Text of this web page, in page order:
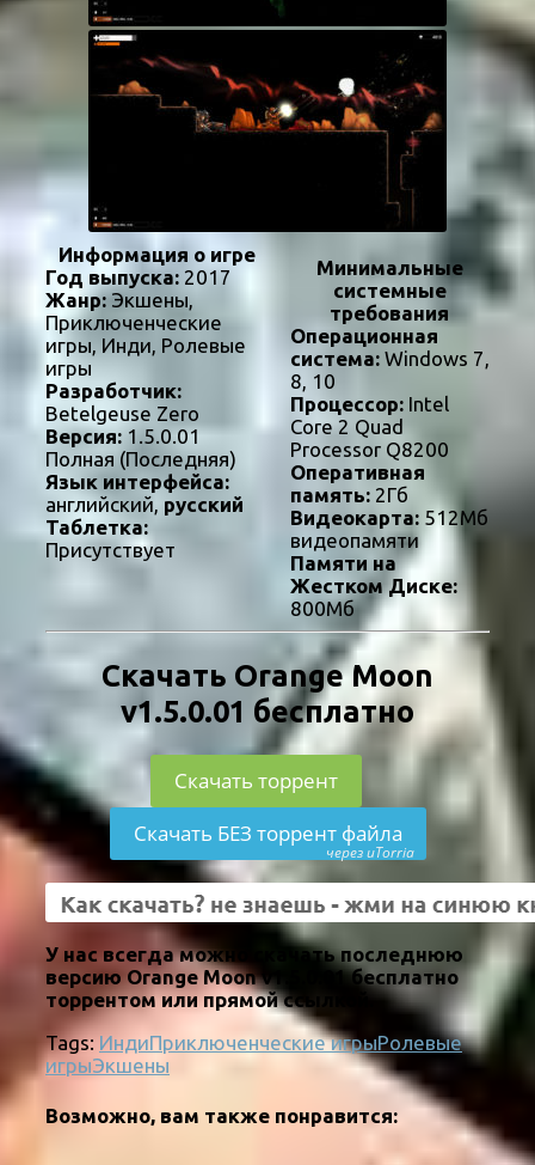
Информация о игре
Год выпуска: 2017
Жанр: Экшены,
Приключенческие
игры, Инди, Ролевые
игры
Разработчик:
Betelgeuse Zero
Версия: 1.5.0.01
Полная (Последняя)
Язык интерфейса:
английский, русский
Таблетка:
Присутствует
Минимальные
системные
требования
Операционная
система:Windows 7,
8, 10
Процессор:Intel
Core 2 Quad
Processor Q8200
Оперативная
память:2Гб
Видеокарта:512Мб
видеопамяти
Памяти на
Жестком Диске:
800Мб
Скачать Orange Moon
v1.5.0.01 бесплатно
Скачать торрент
Скачать БЕЗ торрент файла
через uTorria
У нас всегда можно скачать последнюю
версию Orange Moon v1.5.0.01 бесплатно
торрентом или прямой ссылкой.
Tags: ИндиПриключенческие игрыРолевые
игрыЭкшены
Возможно, вам также понравится: